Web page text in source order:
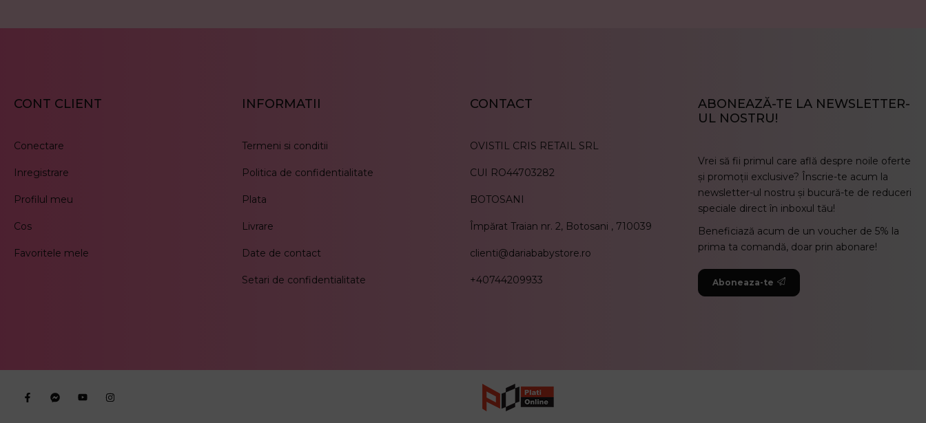
CONT CLIENT
Conectare
Inregistrare
Profilul meu
Cos
Favoritele mele
INFORMATII
Termeni si conditii
Politica de confidentialitate
Plata
Livrare
Date de contact
Setari de confidentialitate
CONTACT
OVISTIL CRIS RETAIL SRL
CUI RO44703282
BOTOSANI
Împărat Traian nr. 2, Botosani , 710039
clienti@dariababystore.ro
+40744209933
ABONEAZĂ-TE LA NEWSLETTER-
UL NOSTRU!
Vrei să fii primul care află despre noile oferte
și promoții exclusive? Înscrie-te acum la
newsletter-ul nostru și bucură-te de reduceri
speciale direct în inboxul tău!
Beneficiază acum de un voucher de 5% la
prima ta comandă, doar prin abonare!
Aboneaza-te